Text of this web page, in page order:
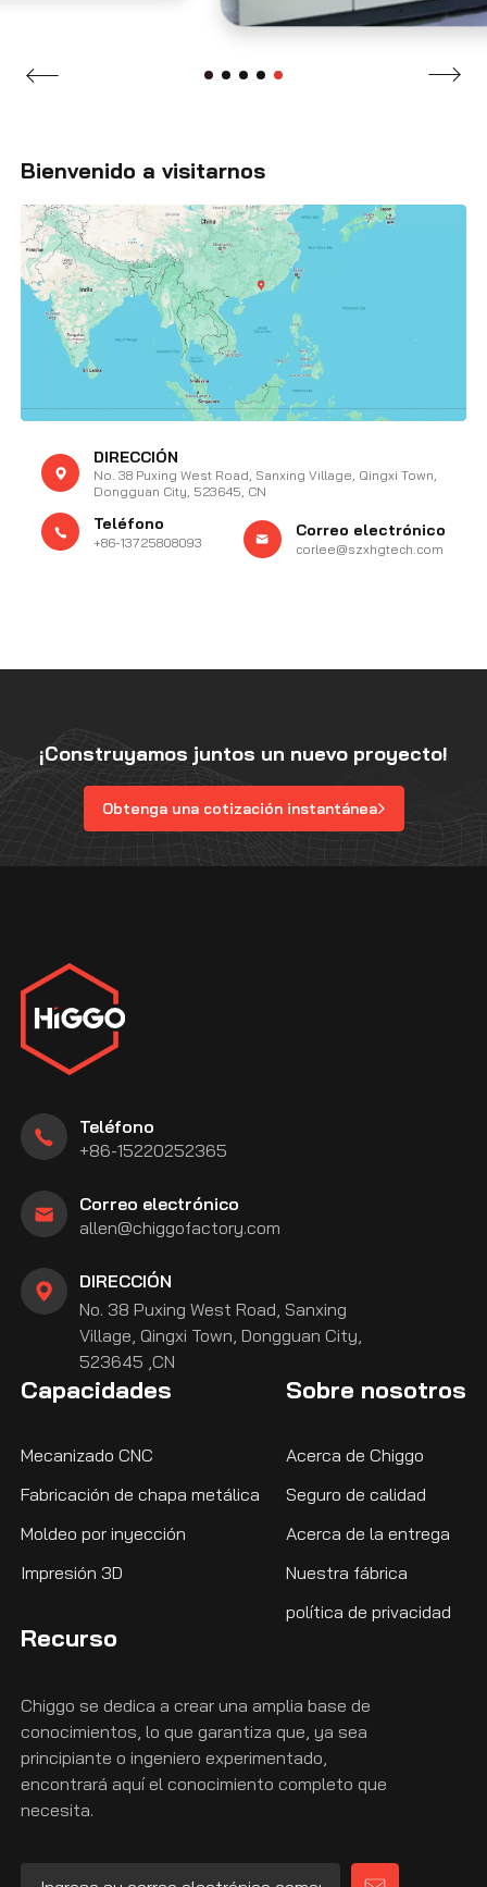
Bienvenido a visitarnos
DIRECCIÓN
No. 38 Puxing West Road, Sanxing Village, Qingxi Town,
Dongguan City, 523645, CN
Teléfono
+86-13725808093
Correo electrónico
corlee@szxhgtech.com
¡Construyamos juntos un nuevo proyecto!
Obtenga una cotización instantánea
Teléfono
+86-15220252365
Correo electrónico
allen@chiggofactory.com
DIRECCIÓN
No. 38 Puxing West Road, Sanxing
Village, Qingxi Town, Dongguan City,
523645 ,CN
Capacidades
Mecanizado CNC
Fabricación de chapa metálica
Moldeo por inyección
Impresión 3D
Sobre nosotros
Acerca de Chiggo
Seguro de calidad
Acerca de la entrega
Nuestra fábrica
política de privacidad
Recurso
Chiggo se dedica a crear una amplia base de
conocimientos, lo que garantiza que, ya sea
principiante o ingeniero experimentado,
encontrará aquí el conocimiento completo que
necesita.